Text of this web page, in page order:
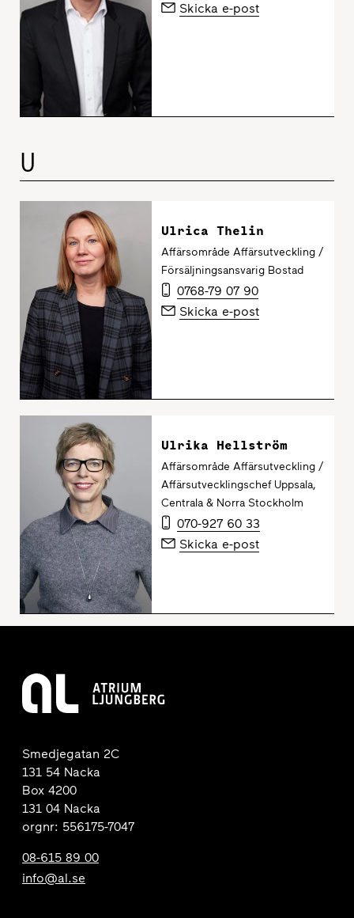
Skicka e-post
U
Ulrica Thelin
Affärsområde Affärsutveckling /
Försäljningsansvarig Bostad
0768-79 07 90
Skicka e-post
Ulrika Hellström
Affärsområde Affärsutveckling /
Affärsutvecklingschef Uppsala,
Centrala & Norra Stockholm
070-927 60 33
Skicka e-post
Smedjegatan 2C
131 54 Nacka
Box 4200
131 04 Nacka
orgnr: 556175-7047
08-615 89 00
info@al.se